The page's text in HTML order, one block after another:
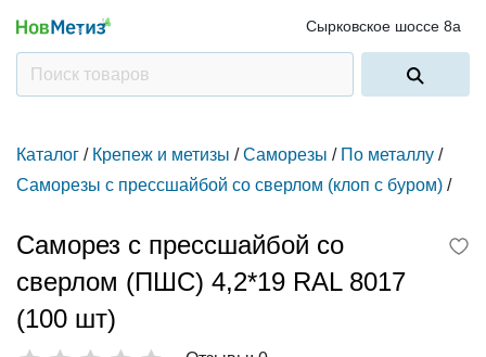
Сырковское шоссе 8а
Каталог / Крепеж и метизы / Саморезы / По металлу /
Саморезы с прессшайбой со сверлом (клоп с буром) /
Саморез с прессшайбой со
сверлом (ПШС) 4,2*19 RAL 8017
(100 шт)